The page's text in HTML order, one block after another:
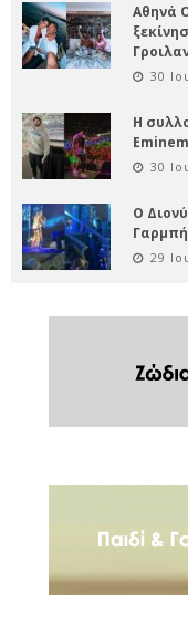
Αθηνά
30
Η
30
Ο
29